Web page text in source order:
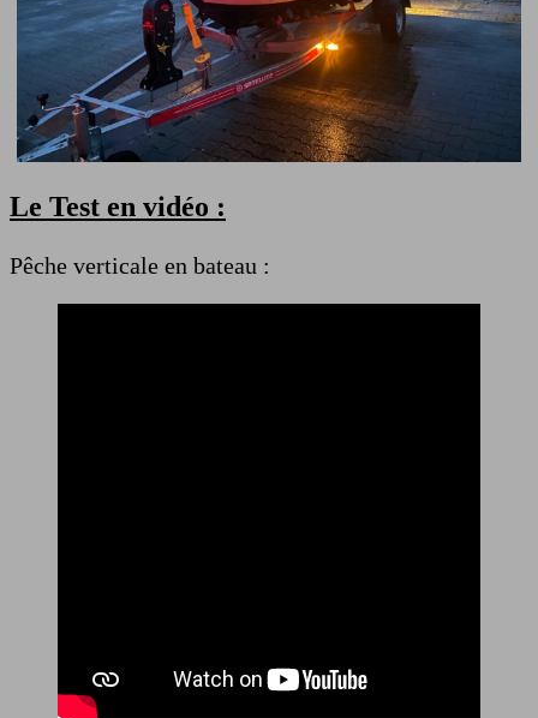
Le Test en vidéo :
Pêche verticale en bateau :